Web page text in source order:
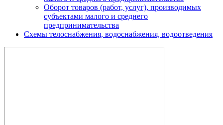
Оборот товаров (работ, услуг), производимых
субъектами малого и среднего
предпринимательства
Схемы телоснабжения, водоснабжения, водоотведения